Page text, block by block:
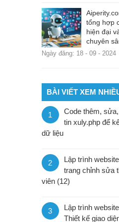
tổng hợp
hiện đại
chuyên
Ngày đăng: 18 - 09 - 2024
BÀI VIẾT XEM
1
Code thêm,
tin xuly.php để
dữ liệu
2
Lập trình
trang chỉnh sửa
viên (12)
3
Lập trình
Thiết kế giao